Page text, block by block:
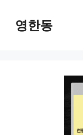
영한동